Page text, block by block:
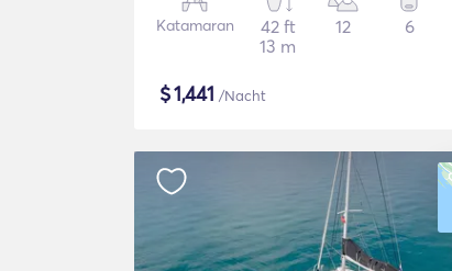
Katamaran
42 ft
13 m
12 6
$1,441 /Nacht